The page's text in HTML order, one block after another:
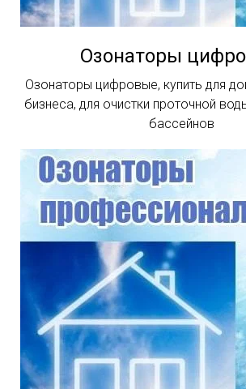
Озонаторы
Озонаторы цифровые, купить для
бизнеса, для очистки проточной
бассейнов